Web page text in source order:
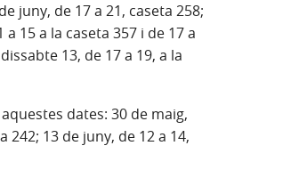
juny, de 17 a 21, caseta 258;
15 a la caseta 357 i de 17 a
13, de 17 a 19, a la
dates: 30 de maig,
242; 13 de juny, de 12 a 14,